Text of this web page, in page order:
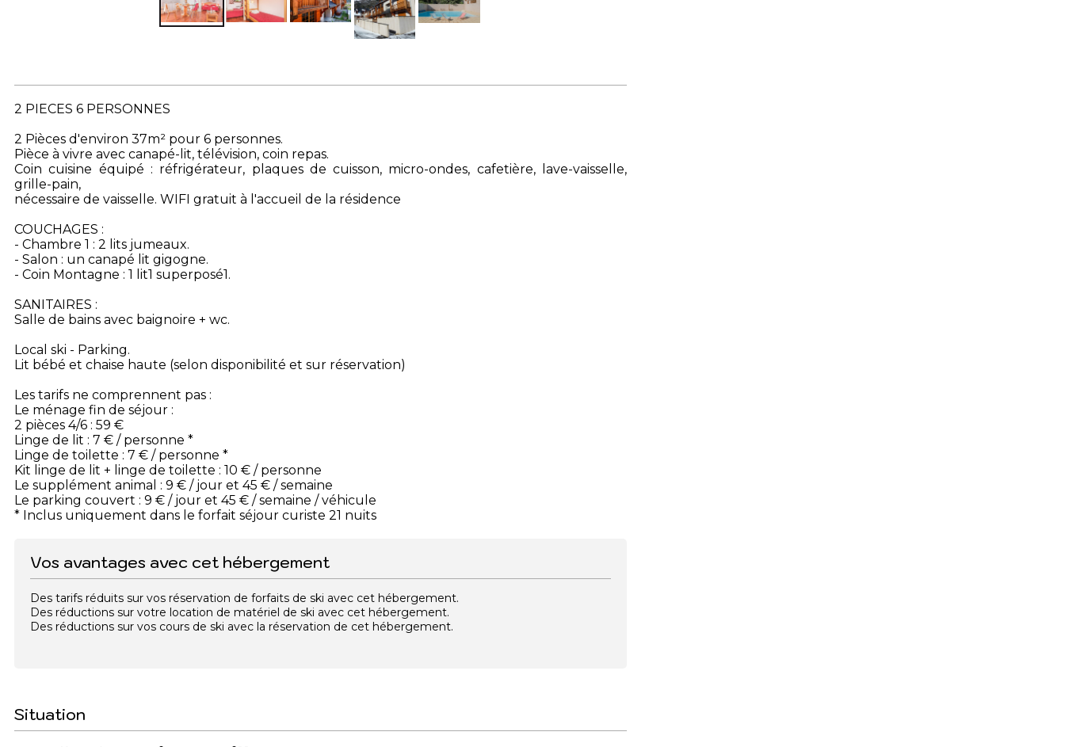
2 PIECES 6 PERSONNES
2 Pièces d'environ 37m² pour 6 personnes.
Pièce à vivre avec canapé-lit, télévision, coin repas.
Coin cuisine équipé : réfrigérateur, plaques de cuisson, micro-ondes, cafetière, lave-vaisselle,
grille-pain,
nécessaire de vaisselle. WIFI gratuit à l'accueil de la résidence
COUCHAGES :
- Chambre 1 : 2 lits jumeaux.
- Salon : un canapé lit gigogne.
- Coin Montagne : 1 lit1 superposé1.
SANITAIRES :
Salle de bains avec baignoire + wc.
Local ski - Parking.
Lit bébé et chaise haute (selon disponibilité et sur réservation)
Les tarifs ne comprennent pas :
Le ménage fin de séjour :
2 pièces 4/6 : 59 €
Linge de lit : 7 € / personne *
Linge de toilette : 7 € / personne *
Kit linge de lit + linge de toilette : 10 € / personne
Le supplément animal : 9 € / jour et 45 € / semaine
Le parking couvert : 9 € / jour et 45 € / semaine / véhicule
* Inclus uniquement dans le forfait séjour curiste 21 nuits
Vos avantages avec cet hébergement
Des tarifs réduits sur vos réservation de forfaits de ski avec cet hébergement.
Des réductions sur votre location de matériel de ski avec cet hébergement.
Des réductions sur vos cours de ski avec la réservation de cet hébergement.
Situation